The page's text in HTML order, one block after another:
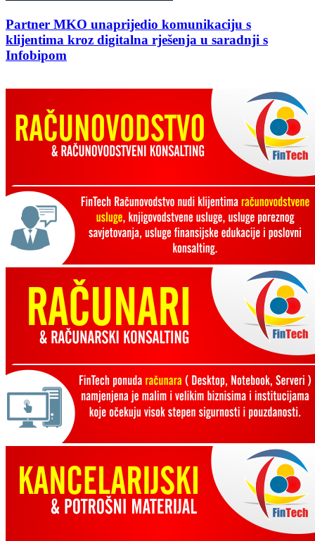
Partner MKO unaprijedio komunikaciju s
klijentima kroz digitalna rješenja u saradnji s
Infobipom